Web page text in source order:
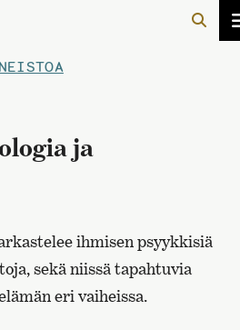
ja
ihmisen psyykkisiä
sekä niissä tapahtuvia
eri vaiheissa.